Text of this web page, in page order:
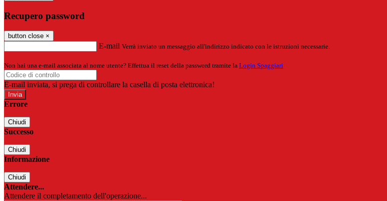
Recupero password
button close ×
E-mail Verrà inviato un messaggio all'indirizzo indicato con le istruzioni necessarie.
Non hai una e-mail associata al nome utente? Effettua il reset della password tramite la Login Spaggiari
E-mail inviata, si prega di controllare la casella di posta elettronica!
Errore
Chiudi
Successo
Chiudi
Informazione
Chiudi
Attendere...
Attendere il completamento dell'operazione...